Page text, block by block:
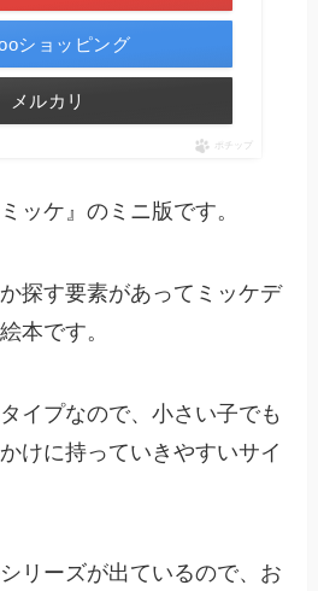
ショッピング
メルカリ
ポチップ
ッケ』のミニ版です。
探す要素があってミッケデ
本です。
イプなので、小さい子でも
けに持っていきやすいサイ
リーズが出ているので、お